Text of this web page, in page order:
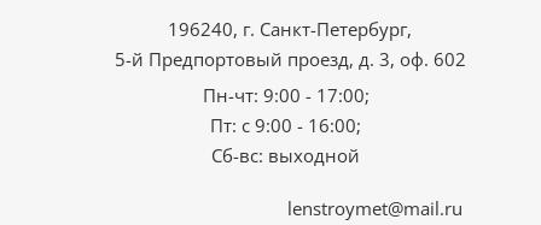
196240, г. Санкт-Петербург,
5-й Предпортовый проезд, д. 3, оф. 602
Пн-чт: 9:00 - 17:00;
Пт: с 9:00 - 16:00;
Сб-вс: выходной
lenstroymet@mail.ru